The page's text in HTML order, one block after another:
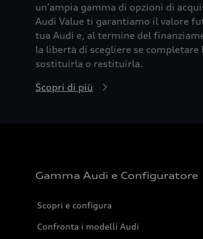
un’ampia gamma di opzioni di
Audi Value ti garantiamo il valore
tua Audi e, al termine del
la libertà di scegliere se completare
sostituirla o restituirla.
Scopri di più
Gamma Audi e Configuratore
Scopri e configura
Confronta i modelli Audi